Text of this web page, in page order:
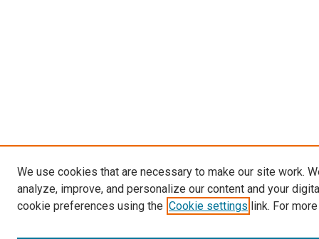
We use cookies that are necessary to make our site work.
analyze, improve, and personalize our content and your
cookie preferences using the Cookie settings link. For